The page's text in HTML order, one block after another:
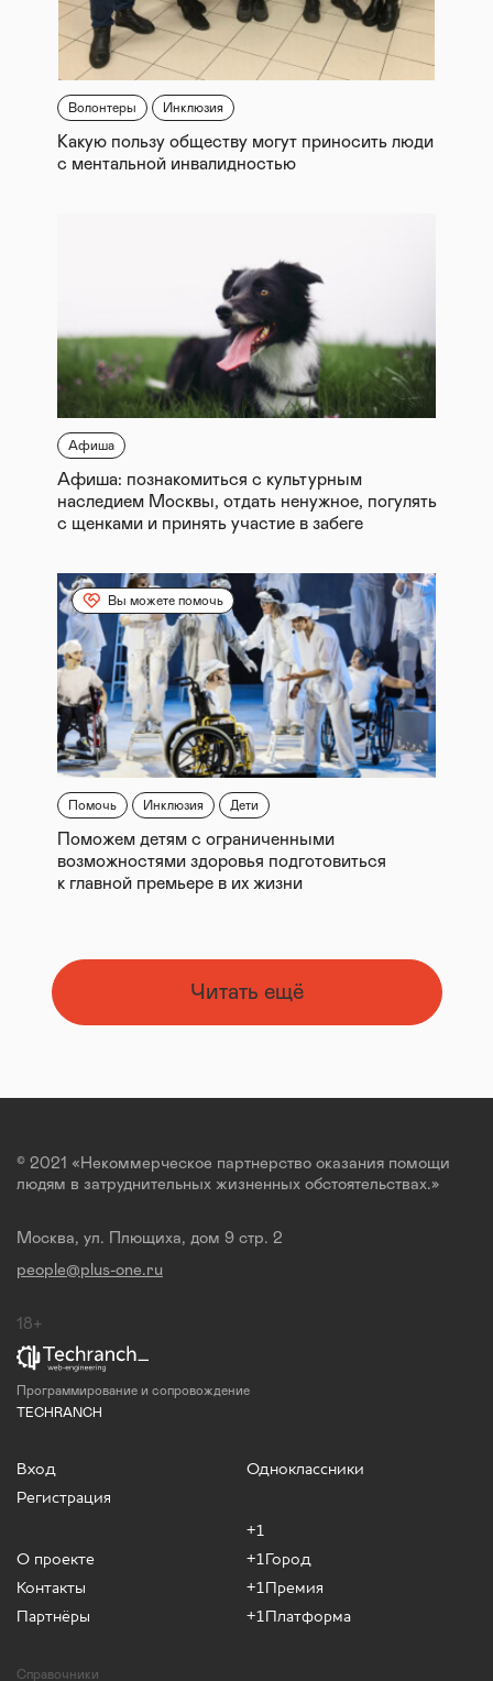
Волонтеры Инклюзия
Какую пользу обществу могут приносить люди
с ментальной инвалидностью
Афиша
Афиша: познакомиться с культурным
наследием Москвы, отдать ненужное, погулять
с щенками и принять участие в забеге
Вы можете помочь
Помочь Инклюзия Дети
Поможем детям с ограниченными
возможностями здоровья подготовиться
к главной премьере в их жизни
Читать ещё
© 2021 «Некоммерческое партнерство оказания помощи
людям в затруднительных жизненных обстоятельствах.»
Москва, ул. Плющиха, дом 9 стр. 2
people@plus-one.ru
18+
Программирование и сопровождение
TECHRANCH
Вход
Регистрация
О проекте
Контакты
Партнёры
Одноклассники
+1
+1Город
+1Премия
+1Платформа
Справочники